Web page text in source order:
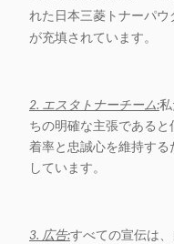
れた日本三菱トナーパ
が充填されています。
2. エスタトナーチーム:
ちの明確な主張である
着率と忠誠心を維持す
しています。
3. 広告:すべての宣伝は